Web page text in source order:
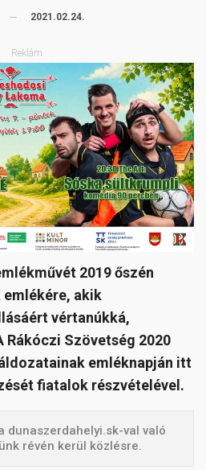
2021.02.24.
Reklám
2019 őszén
akik
vértanúkká,
Szövetség 2020
emléknapján itt
fiatalok részvételével.
dunaszerdahelyi.sk-val való
révén kerül közlésre.